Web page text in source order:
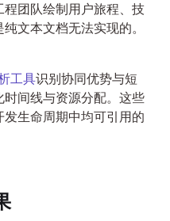
团队绘制用户旅程、技
文本文档无法实现的。
工具识别协同优势与短
时间线与资源分配。这些
生命周期中均可引用的